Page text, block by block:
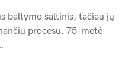
baltymo šaltinis, tačiau jų
procesu. 75-metė